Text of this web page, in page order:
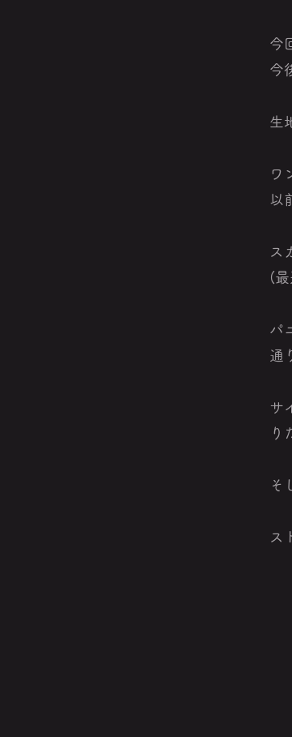
今
今
生
ワ
以
ス
(
パ
通
サ
り
そ
ス